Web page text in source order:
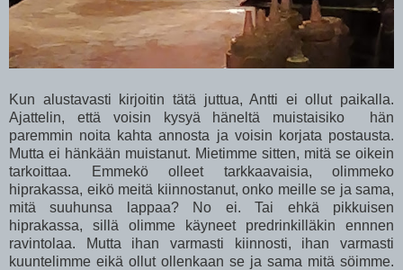
Kun alustavasti kirjoitin tätä juttua, Antti ei ollut paikalla.
Ajattelin, että voisin kysyä häneltä muistaisiko hän
paremmin noita kahta annosta ja voisin korjata postausta.
Mutta ei hänkään muistanut. Mietimme sitten, mitä se oikein
tarkoittaa. Emmekö olleet tarkkaavaisia, olimmeko
hiprakassa, eikö meitä kiinnostanut, onko meille se ja sama,
mitä suuhunsa lappaa? No ei. Tai ehkä pikkuisen
hiprakassa, sillä olimme käyneet predrinkilläkin ennnen
ravintolaa. Mutta ihan varmasti kiinnosti, ihan varmasti
kuuntelimme eikä ollut ollenkaan se ja sama mitä söimme.